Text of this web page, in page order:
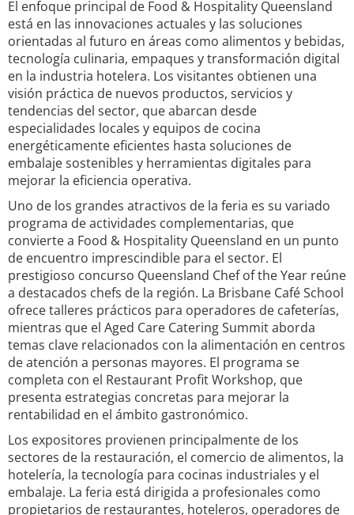
El enfoque principal de Food & Hospitality Queensland
está en las innovaciones actuales y las soluciones
orientadas al futuro en áreas como alimentos y bebidas,
tecnología culinaria, empaques y transformación digital
en la industria hotelera. Los visitantes obtienen una
visión práctica de nuevos productos, servicios y
tendencias del sector, que abarcan desde
especialidades locales y equipos de cocina
energéticamente eficientes hasta soluciones de
embalaje sostenibles y herramientas digitales para
mejorar la eficiencia operativa.
Uno de los grandes atractivos de la feria es su variado
programa de actividades complementarias, que
convierte a Food & Hospitality Queensland en un punto
de encuentro imprescindible para el sector. El
prestigioso concurso Queensland Chef of the Year reúne
a destacados chefs de la región. La Brisbane Café School
ofrece talleres prácticos para operadores de cafeterías,
mientras que el Aged Care Catering Summit aborda
temas clave relacionados con la alimentación en centros
de atención a personas mayores. El programa se
completa con el Restaurant Profit Workshop, que
presenta estrategias concretas para mejorar la
rentabilidad en el ámbito gastronómico.
Los expositores provienen principalmente de los
sectores de la restauración, el comercio de alimentos, la
hotelería, la tecnología para cocinas industriales y el
embalaje. La feria está dirigida a profesionales como
propietarios de restaurantes, hoteleros, operadores de